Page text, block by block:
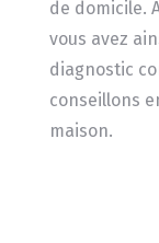
de domicile.
vous avez
diagnostic
conseillons
maison.